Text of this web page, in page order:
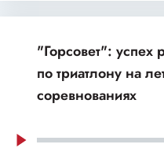
"Горсовет": успех
по триатлону на
соревнованиях